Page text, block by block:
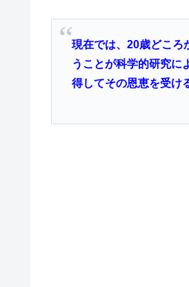
現在では、20歳どころ
うことが科学的研究に
得してその恩恵を受け